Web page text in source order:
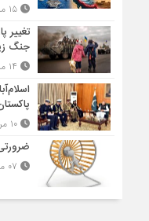
۱۵ مرداد ۱۴۰۵ - ۱۴:۲۰
تغییر
جنگ
۱۰ مرداد ۱۴۰۵ - ۱۱:۵۴